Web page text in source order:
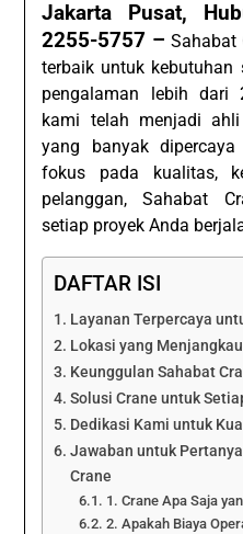
Jakarta Pusat,
2255-5757 –Sahabat
terbaik untuk kebutuhan
pengalaman lebih dari
kami telah menjadi
yang banyak
fokus pada kualitas,
pelanggan, Sahabat
setiap proyek Anda
DAFTAR ISI
Layanan Terpercaya
Lokasi yang
Keunggulan Sahabat
Solusi Crane untuk
Dedikasi Kami untuk
Jawaban untuk
Crane
1. Crane Apa Saja
2. Apakah Biaya